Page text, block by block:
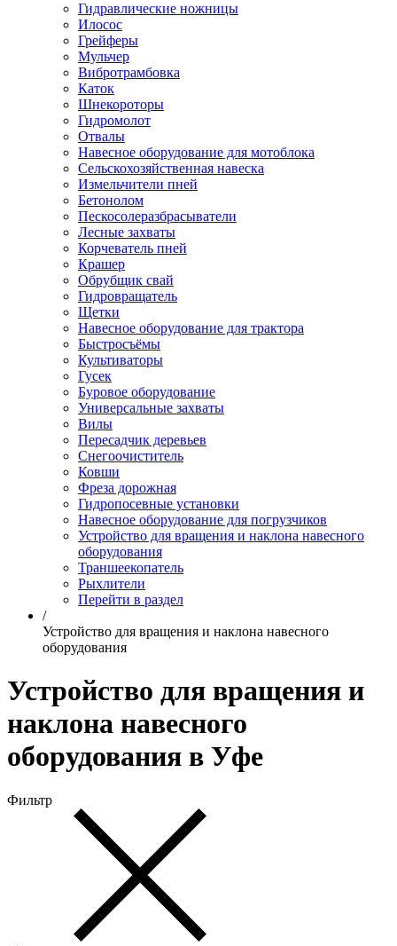
Гидравлические ножницы
Илосос
Грейферы
Мульчер
Вибротрамбовка
Каток
Шнекороторы
Гидромолот
Отвалы
Навесное оборудование для мотоблока
Сельскохозяйственная навеска
Измельчители пней
Бетонолом
Пескосолеразбрасыватели
Лесные захваты
Корчеватель пней
Крашер
Обрубщик свай
Гидровращатель
Щетки
Навесное оборудование для трактора
Быстросъёмы
Культиваторы
Гусек
Буровое оборудование
Универсальные захваты
Вилы
Пересадчик деревьев
Снегоочиститель
Ковши
Фреза дорожная
Гидропосевные установки
Навесное оборудование для погрузчиков
Устройство для вращения и наклона навесного
оборудования
Траншеекопатель
Рыхлители
Перейти в раздел
/
Устройство для вращения и наклона навесного
оборудования
Устройство для вращения и
наклона навесного
оборудования в Уфе
Фильтр